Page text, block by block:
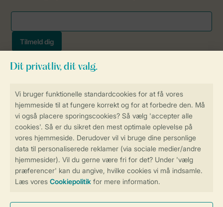
Få en personligt tilpasset oplevelse
på Landal.dk
Sikker datahåndtering
Sikker betaling